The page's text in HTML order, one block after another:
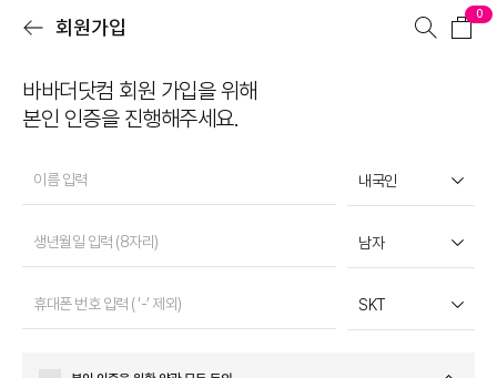
회원가입
0
바바더닷컴 회원 가입을 위해
본인 인증을 진행해주세요.